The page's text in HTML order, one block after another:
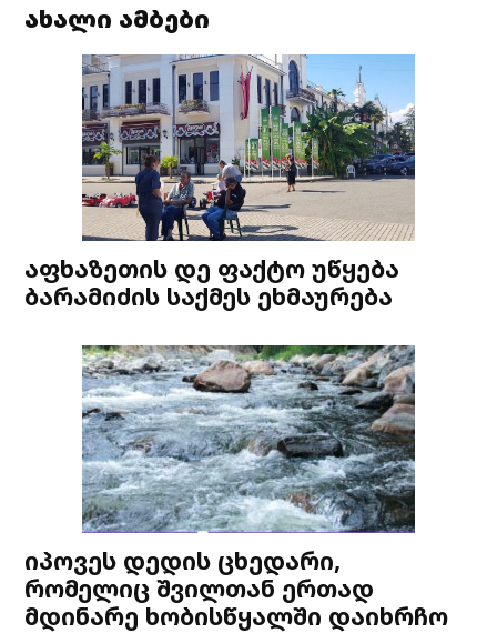
ახალი ამბები
აფხაზეთის დე ფაქტო უწყება
ბარამიძის საქმეს ეხმაურება
იპოვეს დედის ცხედარი,
რომელიც შვილთან ერთად
მდინარე ხობისწყალში დაიხრჩო